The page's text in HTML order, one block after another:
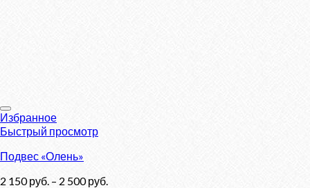
Избранное
Быстрый просмотр
Подвес «Олень»
2 150руб. – 2 500руб.